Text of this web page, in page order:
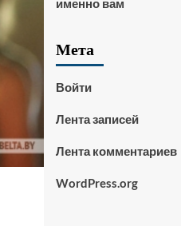
именно вам
Мета
Войти
Лента записей
Лента комментариев
WordPress.org